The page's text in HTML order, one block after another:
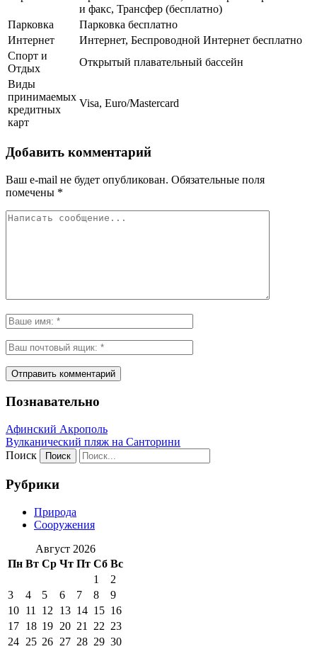
и факс, Трансфер (бесплатно)
Парковка
Парковка бесплатно
Интернет
Интернет, Беспроводной Интернет бесплатно
Спорт и
Отдых
Открытый плавательный бассейн
Виды
принимаемых
кредитных
карт
Visa, Euro/Mastercard
Добавить комментарий
Ваш e-mail не будет опубликован. Обязательные поля
помечены *
Познавательно
Афинский Акрополь
Вулканический пляж на Санторини
Поиск
Рубрики
Природа
Сооружения
Август 2026
Пн Вт Ср Чт Пт Сб Вс
1
2
3
4 5 6 7 8
9
10 11 12 13 14 15 16
17 18 19 20 21 22 23
24 25 26 27 28 29 30